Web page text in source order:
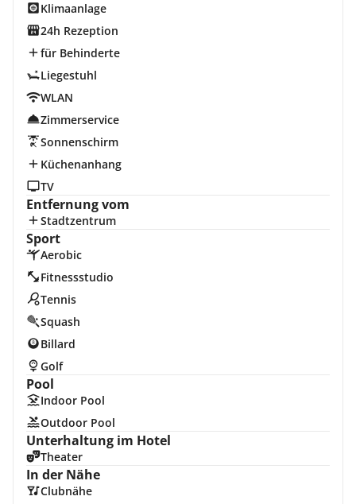
Klimaanlage
24h Rezeption
für Behinderte
Liegestuhl
WLAN
Zimmerservice
Sonnenschirm
Küchenanhang
TV
Entfernung vom
Stadtzentrum
Sport
Aerobic
Fitnessstudio
Tennis
Squash
Billard
Golf
Pool
Indoor Pool
Outdoor Pool
Unterhaltung im Hotel
Theater
In der Nähe
Clubnähe